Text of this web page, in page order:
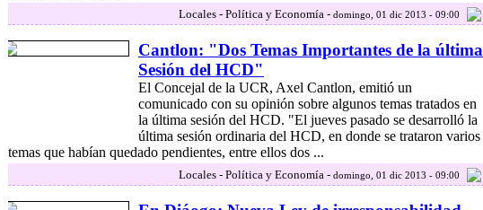
Locales - Política y Economía - domingo, 01 dic 2013 - 09:00
Cantlon: "Dos Temas Importantes de la última
Sesión del HCD"
El Concejal de la UCR, Axel Cantlon, emitió un
comunicado con su opinión sobre algunos temas tratados en
la última sesión del HCD. "El jueves pasado se desarrolló la
última sesión ordinaria del HCD, en donde se trataron varios
temas que habían quedado pendientes, entre ellos dos ...
Locales - Política y Economía - domingo, 01 dic 2013 - 09:00